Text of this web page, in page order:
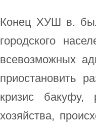
Конец ХУШ в.
городского
всевозможных
приостановить
кризис бакуфу,
хозяйства,